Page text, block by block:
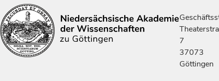
7
37073
Göttingen